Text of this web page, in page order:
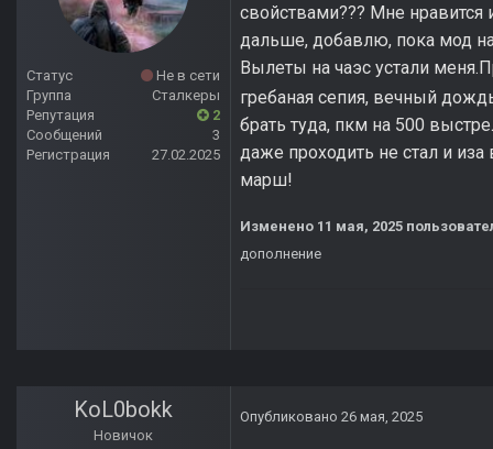
Статус
Не в сети
Группа
Сталкеры
Репутация
2
Сообщений
3
Регистрация
27.02.2025
свойствами??? Мне нравится
дальше, добавлю, пока мод
Вылеты на чаэс устали
гребаная сепия, вечный
брать туда, пкм на 500
даже проходить не стал и
марш!
Изменено 11 мая, 2025
дополнение
KoL0bokk
Новичок
Опубликовано 26 мая, 2025